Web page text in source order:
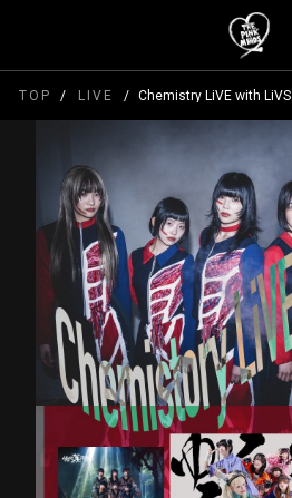
TOP LIVE Chemistry LiVE with LiVS